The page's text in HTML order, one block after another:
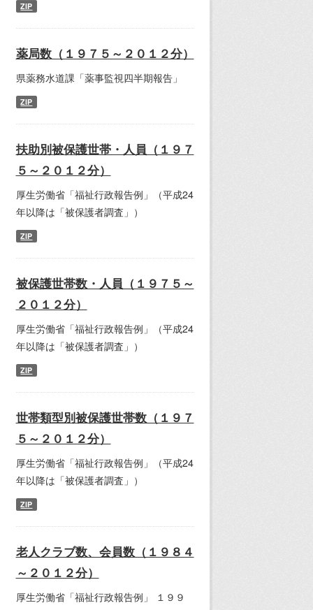
ZIP
薬局数（１９７５～２０１２分）
県薬務水道課「薬事監視四半期報告」
ZIP
扶助別被保護世帯・人員（１９７
５～２０１２分）
厚生労働省「福祉行政報告例」（平成24
年以降は「被保護者調査」）
ZIP
被保護世帯数・人員（１９７５～
２０１２分）
厚生労働省「福祉行政報告例」（平成24
年以降は「被保護者調査」）
ZIP
世帯類型別被保護世帯数（１９７
５～２０１２分）
厚生労働省「福祉行政報告例」（平成24
年以降は「被保護者調査」）
ZIP
老人クラブ数、会員数（１９８４
～２０１２分）
厚生労働省「福祉行政報告例」 １９９